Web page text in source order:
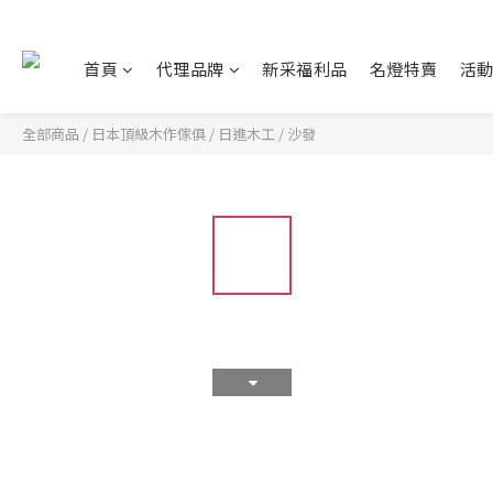
首頁 代理品牌 新采福利品 名燈特賣 活
全部商品 / 日本頂級木作傢俱 / 日進木工 / 沙發